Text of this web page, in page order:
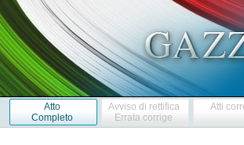
Atto
Completo
Avviso di rettifica
Errata corrige
Atti